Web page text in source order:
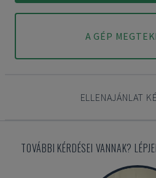
A GÉP
ELLENAJÁNLAT
TOVÁBBI KÉRDÉSEI VANNAK?